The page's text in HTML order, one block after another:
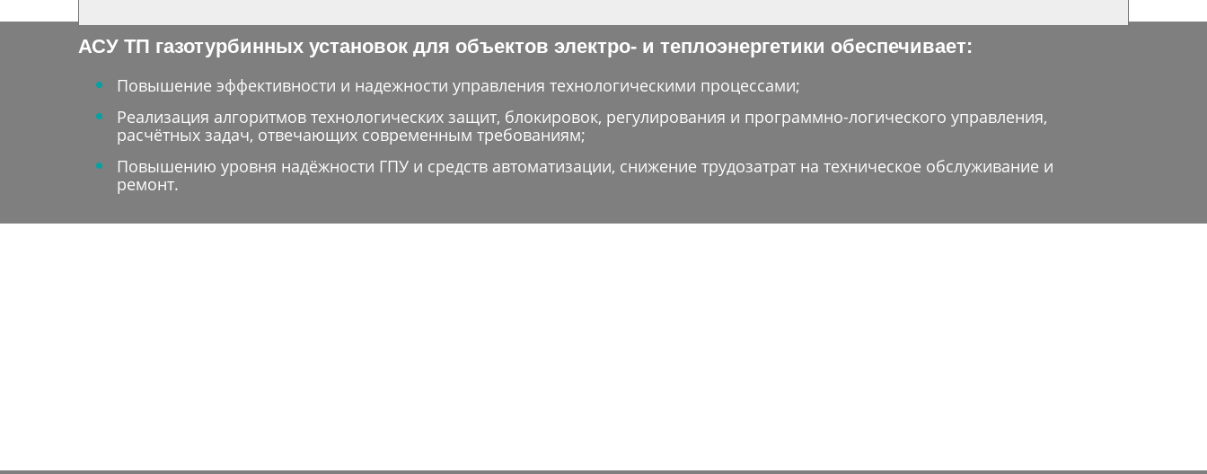
АСУ ТП газотурбинных установок для объектов электро- и теплоэнергетики обеспечивает:
Повышение эффективности и надежности управления технологическими процессами;
Реализация алгоритмов технологических защит, блокировок, регулирования и программно-логического управления,
расчётных задач, отвечающих современным требованиям;
Повышению уровня надёжности ГПУ и средств автоматизации, снижение трудозатрат на техническое обслуживание и
ремонт.